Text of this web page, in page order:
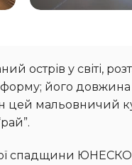
форму; його
цей мальовничий